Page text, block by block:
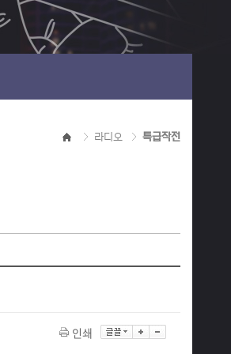
라디오 특급작전
인쇄